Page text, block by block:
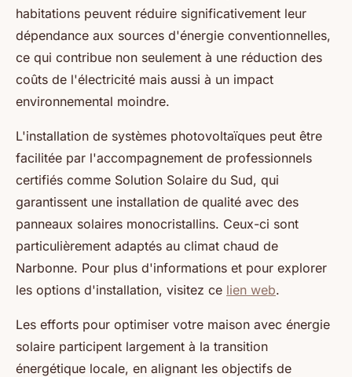
habitations peuvent réduire significativement leur
dépendance aux sources d'énergie conventionnelles,
ce qui contribue non seulement à une réduction des
coûts de l'électricité mais aussi à un impact
environnemental moindre.
L'installation de systèmes photovoltaïques peut être
facilitée par l'accompagnement de professionnels
certifiés comme Solution Solaire du Sud, qui
garantissent une installation de qualité avec des
panneaux solaires monocristallins. Ceux-ci sont
particulièrement adaptés au climat chaud de
Narbonne. Pour plus d'informations et pour explorer
les options d'installation, visitez ce lien web.
Les efforts pour optimiser votre maison avec énergie
solaire participent largement à la transition
énergétique locale, en alignant les objectifs de